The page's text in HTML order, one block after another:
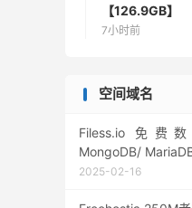
【126.9GB】
7小时前
空间域名
Filess.io 免费数据库 MySQL/
MongoDB/
2025-02-16